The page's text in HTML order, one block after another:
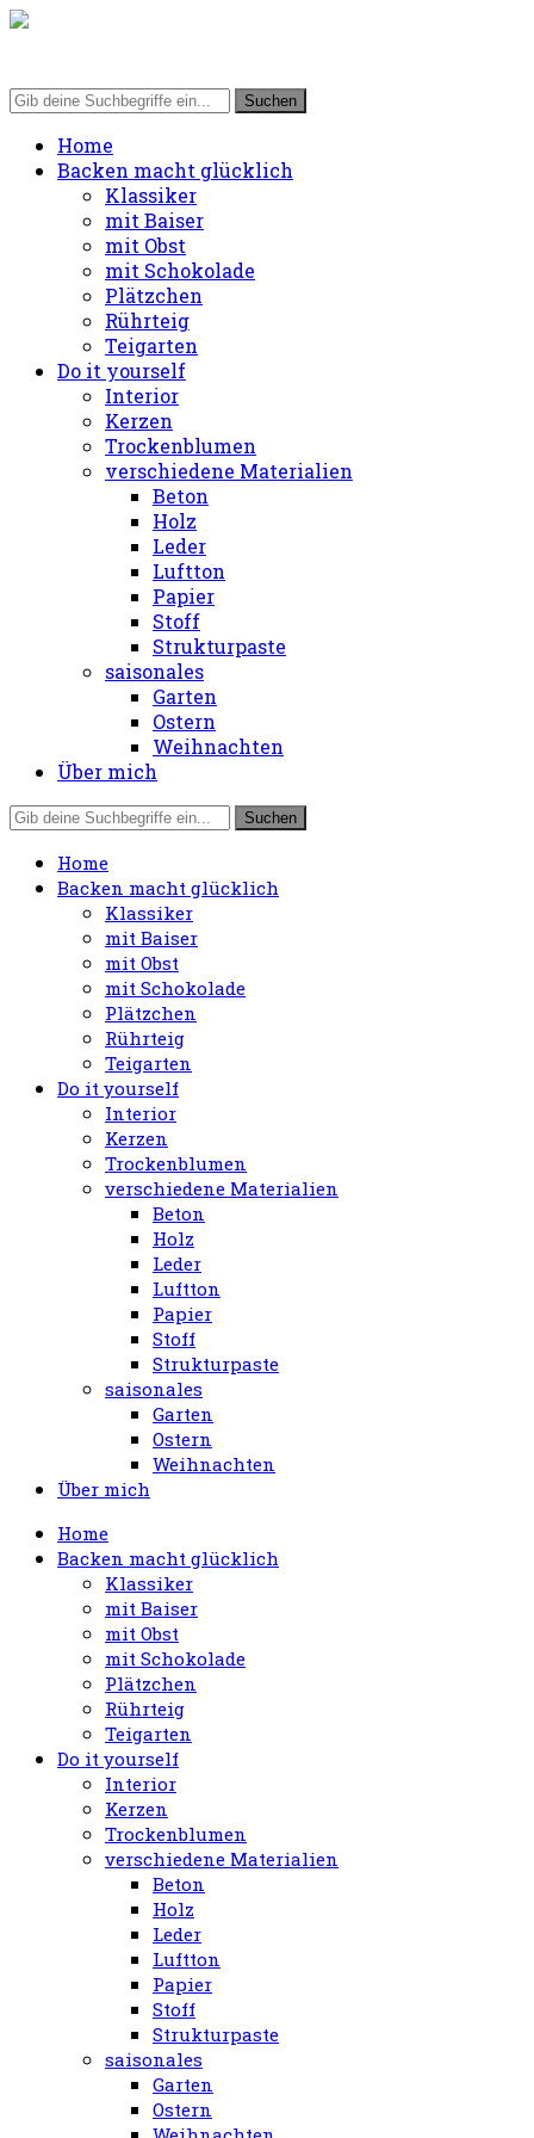
Home
Backen macht glücklich
Klassiker
mit Baiser
mit Obst
mit Schokolade
Plätzchen
Rührteig
Teigarten
Do it yourself
Interior
Kerzen
Trockenblumen
verschiedene Materialien
Beton
Holz
Leder
Luftton
Papier
Stoff
Strukturpaste
saisonales
Garten
Ostern
Weihnachten
Über mich
Home
Backen macht glücklich
Klassiker
mit Baiser
mit Obst
mit Schokolade
Plätzchen
Rührteig
Teigarten
Do it yourself
Interior
Kerzen
Trockenblumen
verschiedene Materialien
Beton
Holz
Leder
Luftton
Papier
Stoff
Strukturpaste
saisonales
Garten
Ostern
Weihnachten
Über mich
Home
Backen macht glücklich
Klassiker
mit Baiser
mit Obst
mit Schokolade
Plätzchen
Rührteig
Teigarten
Do it yourself
Interior
Kerzen
Trockenblumen
verschiedene Materialien
Beton
Holz
Leder
Luftton
Papier
Stoff
Strukturpaste
saisonales
Garten
Ostern